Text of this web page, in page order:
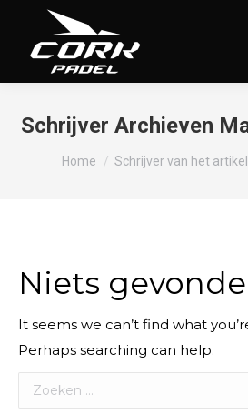
Schrijver Archieven
Je bent hier:
Home Schrijver van het
Niets
It seems we can’t find what
Perhaps searching can help.
Search: